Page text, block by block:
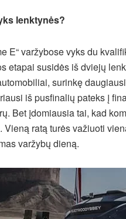
lenktynės?
E“ varžybose vyks du
etapai susidės iš dviejų
surinkę
iš pusfinalių pateks į
Bet įdomiausia tai, kad
Vieną ratą turės važiuoti
varžybų dieną.